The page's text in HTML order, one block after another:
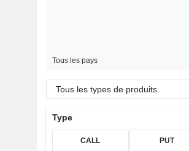
Tous les pays
Tous les types de produits
Type
CALL PUT